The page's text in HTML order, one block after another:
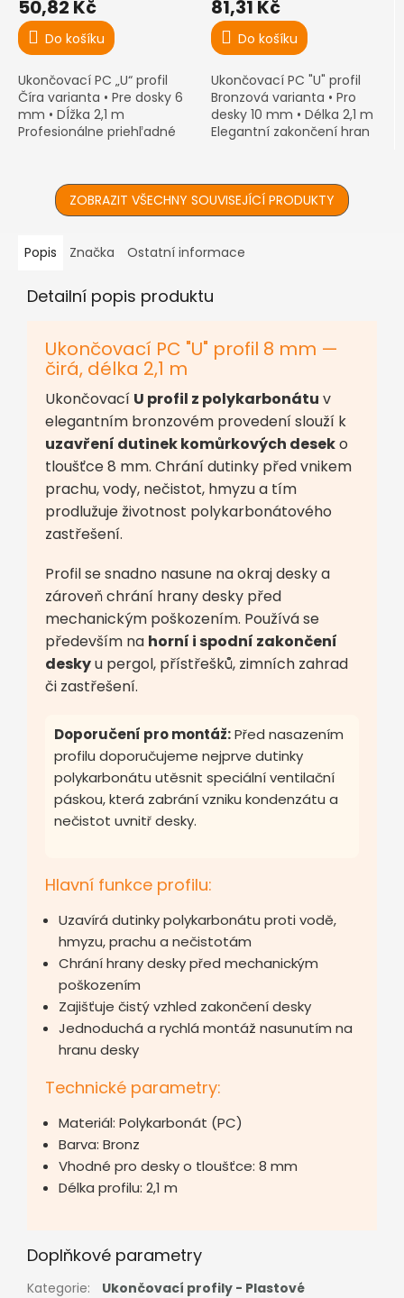
50,82 Kč
Do košíku
Ukončovací PC „U“ profil
Číra varianta • Pre dosky 6
mm • Dĺžka 2,1 m
Profesionálne priehľadné
dokonalou ochranou proti
vlhkosti
81,31 Kč
Do košíku
Ukončovací PC "U" profil
Bronzová varianta • Pro
desky 10 mm • Délka 2,1 m
Elegantní zakončení hran
nečistotami
ZOBRAZIT VŠECHNY SOUVISEJÍCÍ PRODUKTY
Popis Značka Ostatní informace
Detailní popis produktu
Ukončovací PC "U" profil 8 mm —
čirá, délka 2,1 m
Ukončovací U profil z polykarbonátu v
elegantním bronzovém provedení slouží k
uzavření dutinek komůrkových deseko
tloušťce 8 mm. Chrání dutinky před vnikem
prachu, vody, nečistot, hmyzu a tím
prodlužuje životnost polykarbonátového
zastřešení.
Profil se snadno nasune na okraj desky a
zároveň chrání hrany desky před
mechanickým poškozením. Používá se
především na horní i spodní zakončení
deskyu pergol, přístřešků, zimních zahrad
či zastřešení.
Doporučení pro montáž:Před nasazením
profilu doporučujeme nejprve dutinky
polykarbonátu utěsnit speciální ventilační
páskou, která zabrání vzniku kondenzátu a
nečistot uvnitř desky.
Hlavní funkce profilu:
Uzavírá dutinky polykarbonátu proti vodě,
hmyzu, prachu a nečistotám
Chrání hrany desky před mechanickým
poškozením
Zajišťuje čistý vzhled zakončení desky
Jednoduchá a rychlá montáž nasunutím na
hranu desky
Technické parametry:
Materiál: Polykarbonát (PC)
Barva: Bronz
Vhodné pro desky o tloušťce: 8 mm
Délka profilu: 2,1 m
Doplňkové parametry
Kategorie:
Ukončovací profily - Plastové